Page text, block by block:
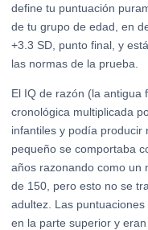
define tu puntuación
de tu grupo de edad, en
+3.3 SD, punto final, y
las normas de la prueba.
El IQ de razón (la antigua
cronológica multiplicada
infantiles y podía producir
pequeño se comportaba
años razonando como un
de 150, pero esto no se
adultez. Las
en la parte superior y